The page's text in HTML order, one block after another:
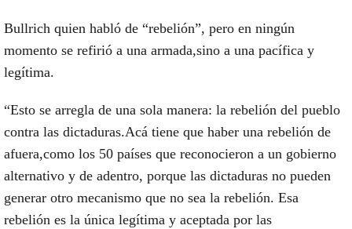
Bullrich quien habló de “rebelión”, pero en ningún
momento se refirió a una armada,sino a una pacífica y
legítima.
“Esto se arregla de una sola manera: la rebelión del pueblo
contra las dictaduras.Acá tiene que haber una rebelión de
afuera,como los 50 países que reconocieron a un gobierno
alternativo y de adentro, porque las dictaduras no pueden
generar otro mecanismo que no sea la rebelión. Esa
rebelión es la única legítima y aceptada por las